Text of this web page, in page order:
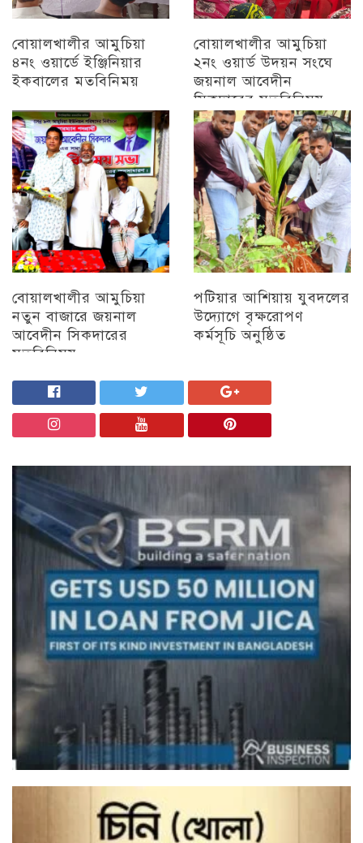
বোয়ালখালীর আমুচিয়া
৪নং ওয়ার্ডে ইঞ্জিনিয়ার
ইকবালের মতবিনিময়
চট্টগ্রাম
বোয়ালখালীর আমুচিয়া
২নং ওয়ার্ড উদয়ন সংঘে
জয়নাল আবেদীন
সিকদারের মতবিনিময়
অন্যান্য
বোয়ালখালীর আমুচিয়া
নতুন বাজারে জয়নাল
আবেদীন সিকদারের
মতবিনিময়
চট্টগ্রাম
পটিয়ার আশিয়ায় যুবদলের
উদ্যোগে বৃক্ষরোপণ
কর্মসূচি অনুষ্ঠিত